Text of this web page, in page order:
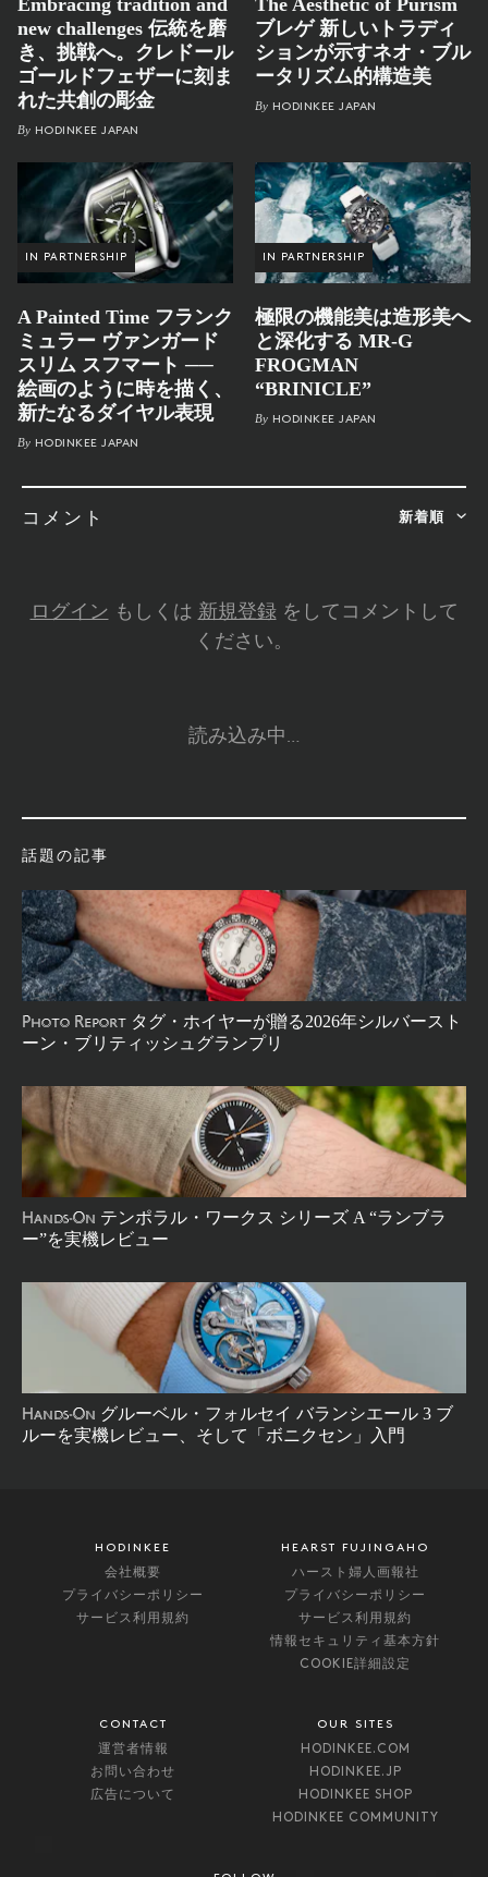
new challenges 伝統を磨
き、挑戦へ。クレドール
ゴールドフェザーに刻ま
れた共創の彫金
By HODINKEE JAPAN
ブレゲ 新しいトラディ
ションが示すネオ・ブル
ータリズム的構造美
By HODINKEE JAPAN
IN PARTNERSHIP
A Painted Time フランク
ミュラー ヴァンガード
スリム スフマート ──
絵画のように時を描く、
新たなるダイヤル表現
By HODINKEE JAPAN
IN PARTNERSHIP
極限の機能美は造形美へ
と深化する MR-G
FROGMAN
“BRINICLE”
By HODINKEE JAPAN
新着順
コメント
ログイン もしくは 新規登録をしてコメントして
ください。
読み込み中…
話題の記事
Photo Report タグ・ホイヤーが贈る2026年シルバースト
ーン・ブリティッシュグランプリ
Hands-On テンポラル・ワークス シリーズ A “ランブラ
ー”を実機レビュー
Hands-On グルーベル・フォルセイ バランシエール 3 ブ
ルーを実機レビュー、そして「ボニクセン」入門
HODINKEE
会社概要
プライバシーポリシー
サービス利用規約
HEARST FUJINGAHO
ハースト婦人画報社
プライバシーポリシー
サービス利用規約
情報セキュリティ基本方針
COOKIE詳細設定
CONTACT
運営者情報
お問い合わせ
広告について
OUR SITES
HODINKEE.COM
HODINKEE.JP
HODINKEE SHOP
HODINKEE COMMUNITY